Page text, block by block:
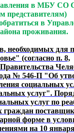
в МБУ СО
представителям)
в
проживания.
необходимых для
(согласно п. 8,
№ 546-П "Об
социальных
услуг".
услуг по
граждан
форме в
на 10